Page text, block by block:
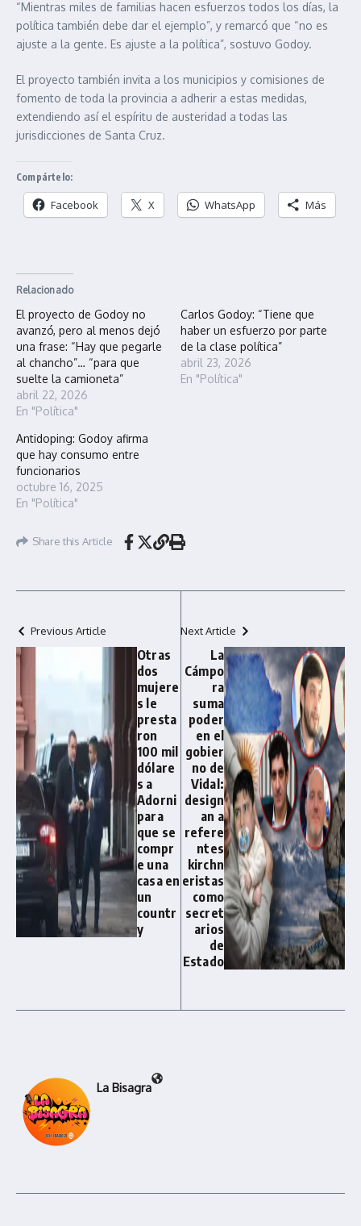
“Mientras miles de familias hacen esfuerzos todos los días, la
política también debe dar el ejemplo”, y remarcó que “no es
ajuste a la gente. Es ajuste a la política”, sostuvo Godoy.
El proyecto también invita a los municipios y comisiones de
fomento de toda la provincia a adherir a estas medidas,
extendiendo así el espíritu de austeridad a todas las
jurisdicciones de Santa Cruz.
Compártelo:
Facebook X WhatsApp Más
Relacionado
El proyecto de Godoy no
avanzó, pero al menos dejó
una frase: “Hay que pegarle
al chancho”… “para que
suelte la camioneta”
abril 22, 2026
En "Política"
Carlos Godoy: “Tiene que
haber un esfuerzo por parte
de la clase política”
abril 23, 2026
En "Política"
Antidoping: Godoy afirma
que hay consumo entre
funcionarios
octubre 16, 2025
En "Política"
Share this Article
Previous Article
Otras
dos
mujere
s le
presta
ron
100 mil
dólare
s a
Adorni
para
que se
compr
e una
casa en
un
countr
y
Next Article
La
Cámpo
ra
suma
poder
en el
gobier
no de
Vidal:
design
an a
refere
ntes
kirchn
eristas
como
secret
arios
de
Estado
La Bisagra